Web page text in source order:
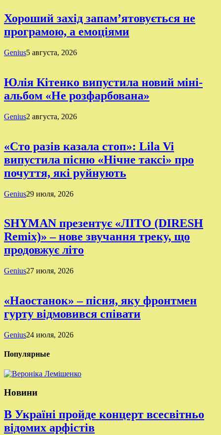
Хороший захід запам’ятовується не
програмою, а емоціями
Genius5 августа, 2026
Юлія Кітенко випустила новий міні-
альбом «Не розфарбована»
Genius2 августа, 2026
«Сто разів казала стоп»: Lila Vi
випустила пісню «Нічне таксі» про
почуття, які руйнують
Genius29 июля, 2026
SHYMAN презентує «ЛІТО (DIRESH
Remix)» – нове звучання треку, що
продовжує літо
Genius27 июля, 2026
«Наостанок» – пісня, яку фронтмен
гурту відмовився співати
Genius24 июля, 2026
Популярные
Новини
В Україні пройде концерт всесвітньо
відомих арфістів